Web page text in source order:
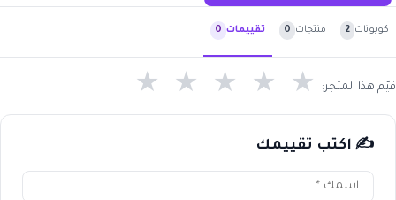
كوبونات 2 منتجات 0 تقييمات 0
قيّم هذا المتجر: ★ ★ ★ ★ ★
✍️ اكتب تقييمك